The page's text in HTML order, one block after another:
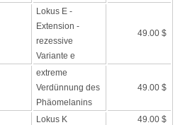
Lokus E -
Extension -
rezessive
Variante e
49.00 $
extreme
Verdünnung des
Phäomelanins
49.00 $
Lokus K
49.00 $